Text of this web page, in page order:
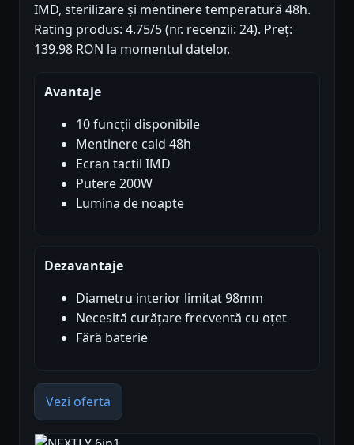
IMD, sterilizare și mentinere temperatură 48h.
Rating produs: 4.75/5 (nr. recenzii: 24). Preț:
139.98 RON la momentul datelor.
Avantaje
10 funcții disponibile
Mentinere cald 48h
Ecran tactil IMD
Putere 200W
Lumina de noapte
Dezavantaje
Diametru interior limitat 98mm
Necesită curățare frecventă cu oțet
Fără baterie
Vezi oferta